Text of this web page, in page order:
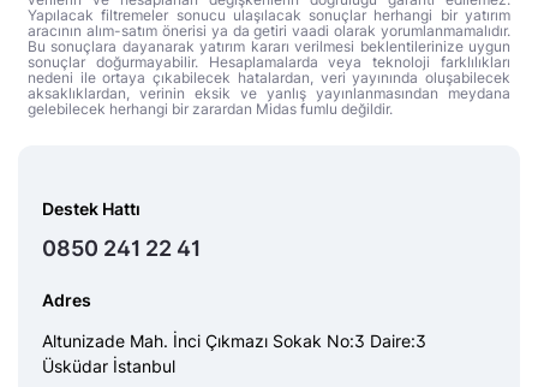
Yapılacak filtremeler sonucu ulaşılacak sonuçlar herhangi bir yatırım
aracının alım-satım önerisi ya da getiri vaadi olarak yorumlanmamalıdır.
Bu sonuçlara dayanarak yatırım kararı verilmesi beklentilerinize uygun
sonuçlar doğurmayabilir. Hesaplamalarda veya teknoloji farklılıkları
nedeni ile ortaya çıkabilecek hatalardan, veri yayınında oluşabilecek
aksaklıklardan, verinin eksik ve yanlış yayınlanmasından meydana
gelebilecek herhangi bir zarardan Midas fumlu değildir.
Destek Hattı
0850 241 22 41
Adres
Altunizade Mah. İnci Çıkmazı Sokak No:3 Daire:3
Üsküdar İstanbul